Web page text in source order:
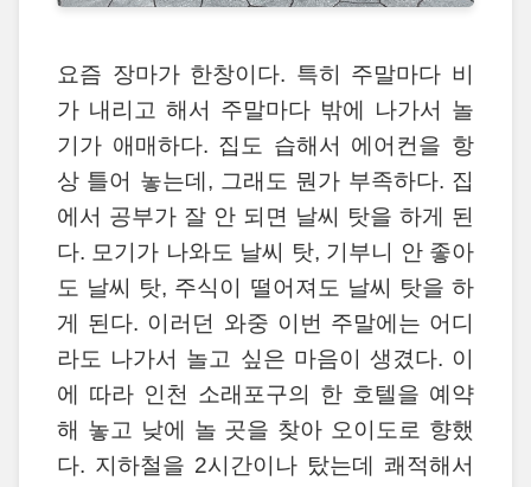
요즘 장마가 한창이다. 특히 주말마다 비
가 내리고 해서 주말마다 밖에 나가서 놀
기가 애매하다. 집도 습해서 에어컨을 항
상 틀어 놓는데, 그래도 뭔가 부족하다. 집
에서 공부가 잘 안 되면 날씨 탓을 하게 된
다. 모기가 나와도 날씨 탓, 기부니 안 좋아
도 날씨 탓, 주식이 떨어져도 날씨 탓을 하
게 된다. 이러던 와중 이번 주말에는 어디
라도 나가서 놀고 싶은 마음이 생겼다. 이
에 따라 인천 소래포구의 한 호텔을 예약
해 놓고 낮에 놀 곳을 찾아 오이도로 향했
다. 지하철을 2시간이나 탔는데 쾌적해서